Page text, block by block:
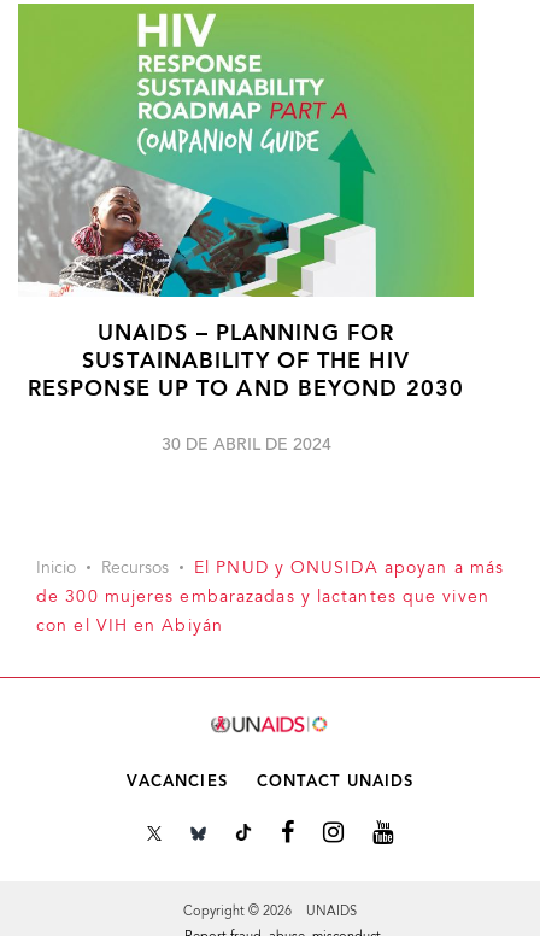
UNAIDS – PLANNING FOR
SUSTAINABILITY OF THE HIV
RESPONSE UP TO AND BEYOND 2030
30 DE ABRIL DE 2024
Inicio Recursos
El PNUD y ONUSIDA apoyan a más
de 300 mujeres embarazadas y lactantes que viven
con el VIH en Abiyán
VACANCIES CONTACT UNAIDS
Copyright © 2026 UNAIDS